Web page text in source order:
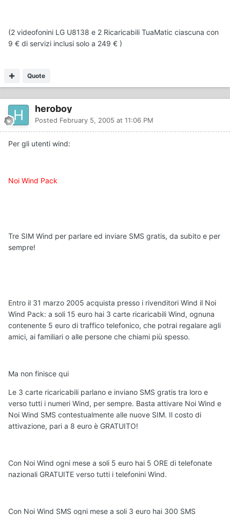
(2 videofonini LG U8138 e 2 Ricaricabili TuaMatic ciascuna con
9 € di servizi inclusi solo a 249 € )
Quote
heroboy
Posted February 5, 2005 at 11:06 PM
Per gli utenti wind:
Noi Wind Pack
Tre SIM Wind per parlare ed inviare SMS gratis, da subito e per
sempre!
Entro il 31 marzo 2005 acquista presso i rivenditori Wind il Noi
Wind Pack: a soli 15 euro hai 3 carte ricaricabili Wind, ognuna
contenente 5 euro di traffico telefonico, che potrai regalare agli
amici, ai familiari o alle persone che chiami più spesso.
Ma non finisce qui
Le 3 carte ricaricabili parlano e inviano SMS gratis tra loro e
verso tutti i numeri Wind, per sempre. Basta attivare Noi Wind e
Noi Wind SMS contestualmente alle nuove SIM. Il costo di
attivazione, pari a 8 euro è GRATUITO!
Con Noi Wind ogni mese a soli 5 euro hai 5 ORE di telefonate
nazionali GRATUITE verso tutti i telefonini Wind.
Con Noi Wind SMS ogni mese a soli 3 euro hai 300 SMS